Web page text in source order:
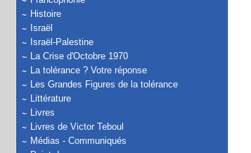
Histoire
Israël
Israël-Palestine
La Crise d'Octobre 1970
La tolérance ? Votre réponse
Les Grandes Figures de la tolérance
Littérature
Livres
Livres de Victor Teboul
Médias - Communiqués